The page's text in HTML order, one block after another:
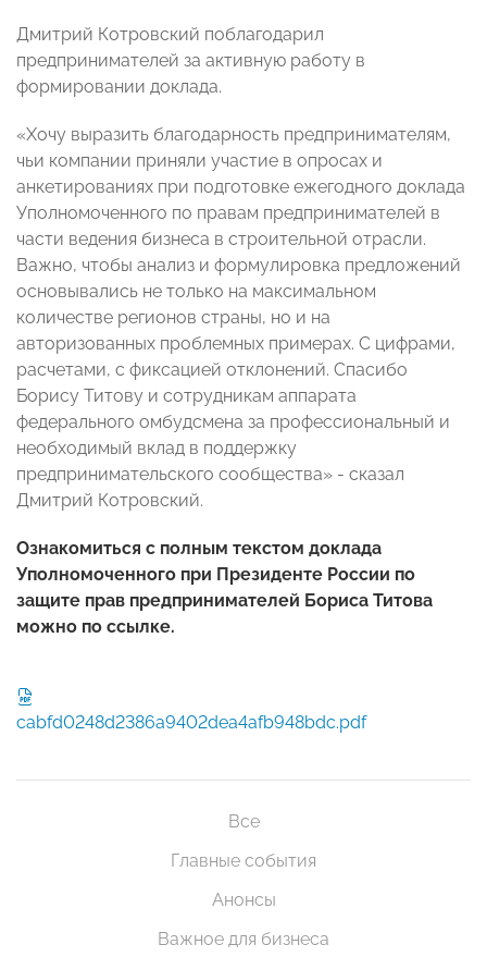
Дмитрий Котровский поблагодарил
предпринимателей за активную работу в
формировании доклада.
«Хочу выразить благодарность предпринимателям,
чьи компании приняли участие в опросах и
анкетированиях при подготовке ежегодного доклада
Уполномоченного по правам предпринимателей в
части ведения бизнеса в строительной отрасли.
Важно, чтобы анализ и формулировка предложений
основывались не только на максимальном
количестве регионов страны, но и на
авторизованных проблемных примерах. С цифрами,
расчетами, с фиксацией отклонений. Спасибо
Борису Титову и сотрудникам аппарата
федерального омбудсмена за профессиональный и
необходимый вклад в поддержку
предпринимательского сообщества» - сказал
Дмитрий Котровский.
Ознакомиться с полным текстом доклада
Уполномоченного при Президенте России по
защите прав предпринимателей Бориса Титова
можно по ссылке.
cabfd0248d2386a9402dea4afb948bdc.pdf
Все
Главные события
Анонсы
Важное для бизнеса